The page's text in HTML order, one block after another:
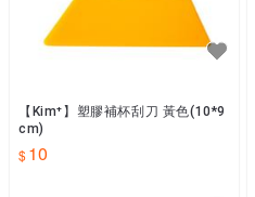
【Kim⁺】塑膠補杯刮刀 黃色(10*9
cm)
10